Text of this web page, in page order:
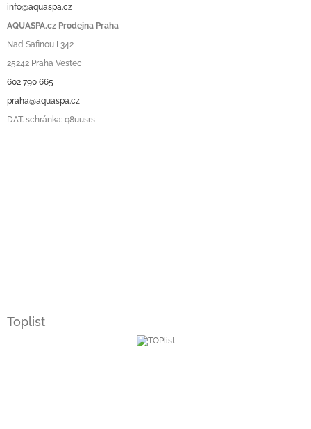
info@aquaspa.cz
AQUASPA.cz Prodejna Praha
Nad Safinou I 342
25242 Praha Vestec
602 790 665
praha@aquaspa.cz
DAT. schránka: q8uusrs
Toplist